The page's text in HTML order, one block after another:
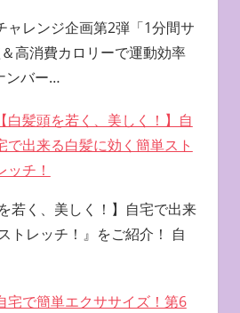
ャレンジ企画第2弾「1分間サ
高消費カロリーで運動効率
ンバー…
【白髪頭を若く、美しく！】自
で出来る白髪に効く簡単スト
ッチ！
若く、美しく！】自宅で出来
トレッチ！』をご紹介！ 自
宅で簡単エクササイズ！第6